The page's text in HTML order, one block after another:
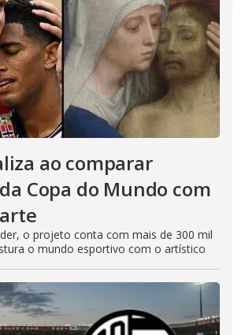
ao comparar
Copa do Mundo com
o projeto conta com mais de 300 mil
o mundo esportivo com o artístico